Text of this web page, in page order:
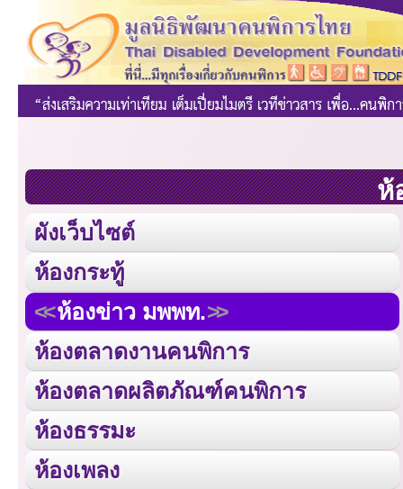
ห้
ผังเว็บไซต์
ห้องกระทู้
ห้องข่าว มพพท.
ห้องตลาดงานคนพิการ
ห้องตลาดผลิตภัณฑ์คนพิการ
ห้องธรรมะ
ห้องเพลง